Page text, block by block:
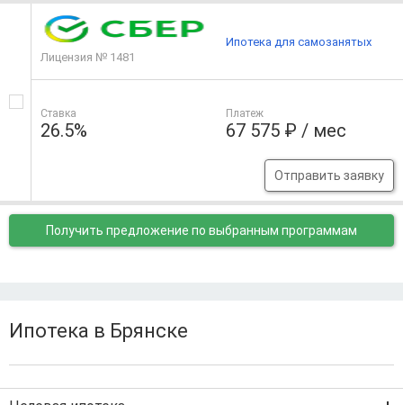
Лицензия № 1481
Ставка
26.5%
Платеж
67 575 ₽ / мес
Отправить заявку
Ипотека для самозанятых
Получить предложение по выбранным программам
Ипотека в Брянске